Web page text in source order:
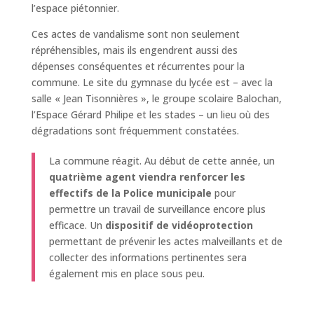
l’espace piétonnier.
Ces actes de vandalisme sont non seulement
répréhensibles, mais ils engendrent aussi des
dépenses conséquentes et récurrentes pour la
commune. Le site du gymnase du lycée est – avec la
salle « Jean Tisonnières », le groupe scolaire Balochan,
l’Espace Gérard Philipe et les stades – un lieu où des
dégradations sont fréquemment constatées.
La commune réagit. Au début de cette année, un
quatrième agent viendra renforcer les
effectifs de la Police municipale pour
permettre un travail de surveillance encore plus
efficace. Un dispositif de vidéoprotection
permettant de prévenir les actes malveillants et de
collecter des informations pertinentes sera
également mis en place sous peu.